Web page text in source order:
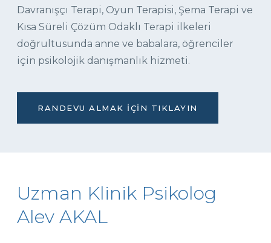
Davranışçı Terapi, Oyun Terapisi, Şema Terapi ve
Kısa Süreli Çözüm Odaklı Terapi ilkeleri
doğrultusunda anne ve babalara, öğrenciler
için psikolojik danışmanlık hizmeti.
RANDEVU ALMAK İÇIN TIKLAYIN
Uzman Klinik Psikolog
Alev AKAL